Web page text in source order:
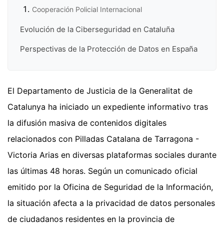
Cooperación Policial Internacional
Evolución de la Ciberseguridad en Cataluña
Perspectivas de la Protección de Datos en España
El Departamento de Justicia de la Generalitat de
Catalunya ha iniciado un expediente informativo tras
la difusión masiva de contenidos digitales
relacionados con Pilladas Catalana de Tarragona -
Victoria Arias en diversas plataformas sociales durante
las últimas 48 horas. Según un comunicado oficial
emitido por la Oficina de Seguridad de la Información,
la situación afecta a la privacidad de datos personales
de ciudadanos residentes en la provincia de